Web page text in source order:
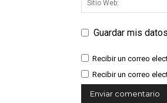
Guardar mis
Recibir un correo
Recibir un correo